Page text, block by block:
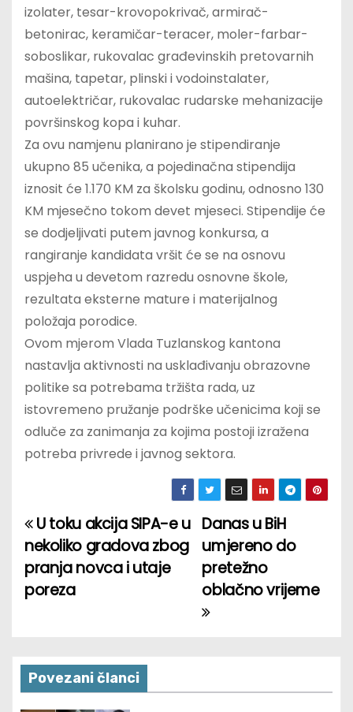
izolater, tesar-krovopokrivač, armirač-
betonirac, keramičar-teracer, moler-farbar-
soboslikar, rukovalac građevinskih pretovarnih
mašina, tapetar, plinski i vodoinstalater,
autoelektričar, rukovalac rudarske mehanizacije
površinskog kopa i kuhar.
Za ovu namjenu planirano je stipendiranje
ukupno 85 učenika, a pojedinačna stipendija
iznosit će 1.170 KM za školsku godinu, odnosno 130
KM mjesečno tokom devet mjeseci. Stipendije će
se dodjeljivati putem javnog konkursa, a
rangiranje kandidata vršit će se na osnovu
uspjeha u devetom razredu osnovne škole,
rezultata eksterne mature i materijalnog
položaja porodice.
Ovom mjerom Vlada Tuzlanskog kantona
nastavlja aktivnosti na usklađivanju obrazovne
politike sa potrebama tržišta rada, uz
istovremeno pružanje podrške učenicima koji se
odluče za zanimanja za kojima postoji izražena
potreba privrede i javnog sektora.
P
o
s
n
a
Danas u BiH
umjereno do
pretežno
oblačno vrijeme
U toku akcija SIPA-e u
nekoliko gradova zbog
pranja novca i utaje
poreza
Povezani članci